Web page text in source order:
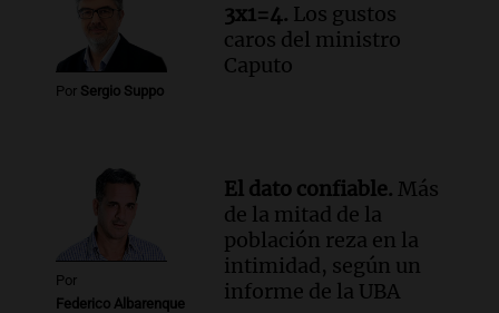
proteínas
Una mañana para todos
Episodios
Audio.Investigan un asalto millonario a
Panorama Federal
Episodios
Por Sergio Suppo
3x1=4. Los gustos
caros del ministro
Caputo
Por
Federico Albarenque
El dato confiable. Más
de la mitad de la
población reza en la
intimidad, según un
informe de la UBA